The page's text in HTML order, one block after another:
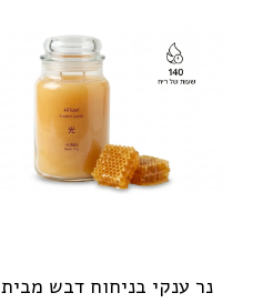
הוספה לעגלה
נר ענקי בניחוח דבש מבית HIKARI